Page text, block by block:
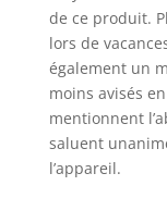
de ce produit.
lors de
également un
moins avisés
mentionnent
saluent
l’appareil.